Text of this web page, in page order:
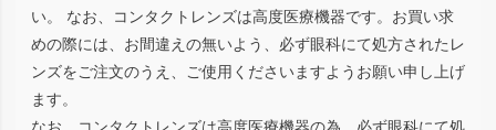
い。 なお、コンタクトレンズは高度医療機器です。お買い求
めの際には、お間違えの無いよう、必ず眼科にて処方されたレ
ンズをご注文のうえ、ご使用くださいますようお願い申し上げ
ます。